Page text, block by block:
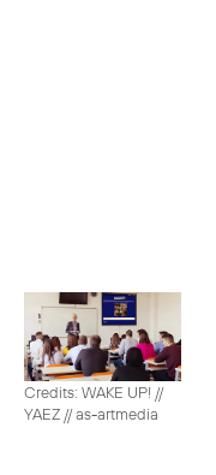
Credits: WAKE UP! //
YAEZ // as-artmedia